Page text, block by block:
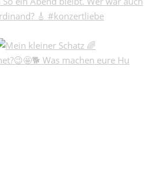
Was machen eure Hu